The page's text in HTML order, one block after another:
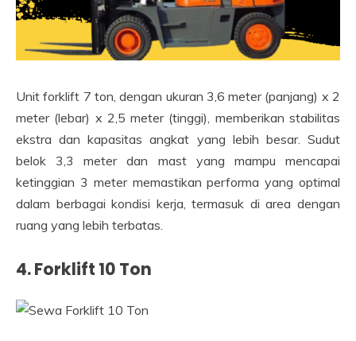
Unit forklift 7 ton, dengan ukuran 3,6 meter (panjang) x 2
meter (lebar) x 2,5 meter (tinggi), memberikan stabilitas
ekstra dan kapasitas angkat yang lebih besar. Sudut
belok 3,3 meter dan mast yang mampu mencapai
ketinggian 3 meter memastikan performa yang optimal
dalam berbagai kondisi kerja, termasuk di area dengan
ruang yang lebih terbatas.
4. Forklift 10 Ton